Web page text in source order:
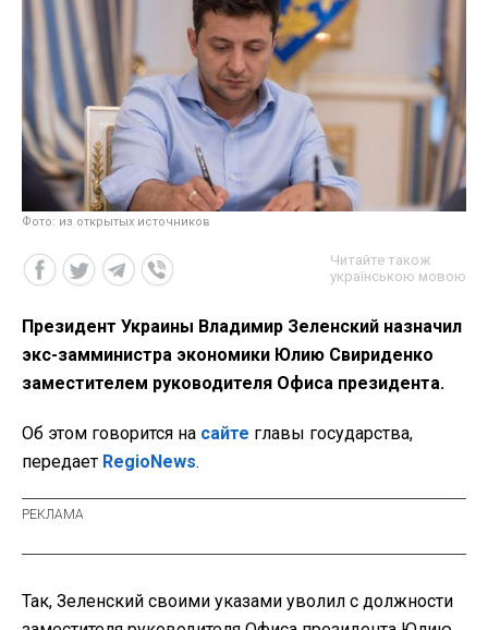
Фото: из открытых источников
Читайте також
українською мовою
Президент Украины Владимир Зеленский назначил
экс-замминистра экономики Юлию Свириденко
заместителем руководителя Офиса президента.
Об этом говорится на сайте главы государства,
передает RegioNews.
Так, Зеленский своими указами уволил с должности